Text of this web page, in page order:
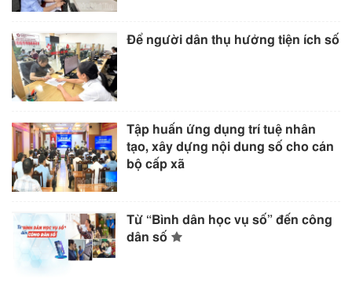
Để người dân thụ hưởng tiện ích số
Tập huấn ứng dụng trí tuệ nhân
tạo, xây dựng nội dung số cho cán
bộ cấp xã
Từ “Bình dân học vụ số” đến công
dân số